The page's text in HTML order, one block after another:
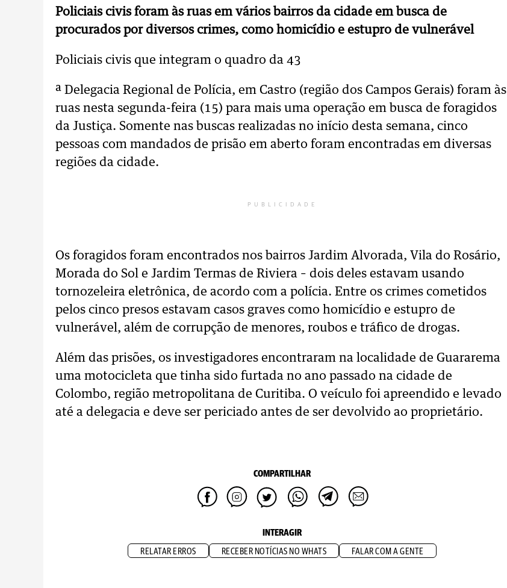
Policiais civis foram às ruas em vários bairros da cidade em busca de
procurados por diversos crimes, como homicídio e estupro de vulnerável
Policiais civis que integram o quadro da 43
ª Delegacia Regional de Polícia, em Castro (região dos Campos Gerais) foram às
ruas nesta segunda-feira (15) para mais uma operação em busca de foragidos
da Justiça. Somente nas buscas realizadas no início desta semana, cinco
pessoas com mandados de prisão em aberto foram encontradas em diversas
regiões da cidade.
PUBLICIDADE
Os foragidos foram encontrados nos bairros Jardim Alvorada, Vila do Rosário,
Morada do Sol e Jardim Termas de Riviera – dois deles estavam usando
tornozeleira eletrônica, de acordo com a polícia. Entre os crimes cometidos
pelos cinco presos estavam casos graves como homicídio e estupro de
vulnerável, além de corrupção de menores, roubos e tráfico de drogas.
Além das prisões, os investigadores encontraram na localidade de Guararema
uma motocicleta que tinha sido furtada no ano passado na cidade de
Colombo, região metropolitana de Curitiba. O veículo foi apreendido e levado
até a delegacia e deve ser periciado antes de ser devolvido ao proprietário.
COMPARTILHAR
INTERAGIR
RELATAR ERROS RECEBER NOTÍCIAS NO WHATS FALAR COM A GENTE